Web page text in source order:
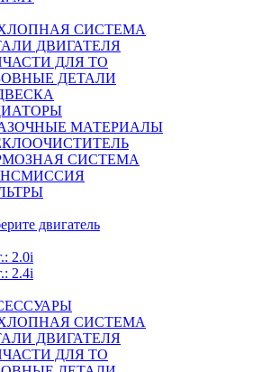
СИСТЕМА
ДВИГАТЕЛЯ
ДЛЯ ТО
ДЕТАЛИ
МАТЕРИАЛЫ
СИСТЕМА
двигатель
2.0i
2.4i
СИСТЕМА
ДВИГАТЕЛЯ
ДЛЯ ТО